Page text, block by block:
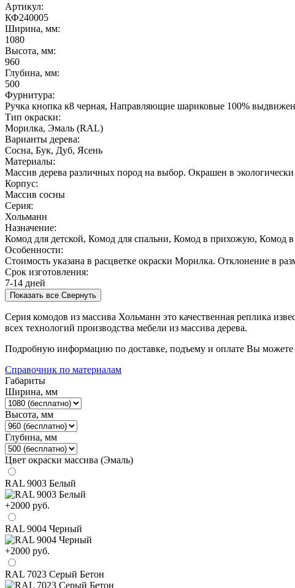
Артикул:
КФ240005
Ширина, мм:
1080
Высота, мм:
960
Глубина, мм:
500
Фурнитура:
Ручка кнопка к8 черная, Направляющие шариковые 100%
Тип окраски:
Морилка, Эмаль (RAL)
Варианты дерева:
Сосна, Бук, Дуб, Ясень
Материалы:
Массив дерева различных пород на выбор. Окрашен в
Корпус:
Массив сосны
Серия:
Хольманн
Назначение:
Комод для детской, Комод для спальни, Комод в прихожую, Комод
Особенности:
Стоимость указана в расцветке окраски Морилка. Отклонение в
Срок изготовления:
7-14 дней
Показать все Свернуть
Серия комодов из массива Хольманн это качественная реплика
всех технологий производства мебели из массива дерева.
Подробную информацию по доставке, подъему и оплате Вы можете
Справочник по материалам
Габариты
Ширина, мм
Высота, мм
Глубина, мм
Цвет окраски массива (Эмаль)
RAL 9003 Белый
+2000 руб.
RAL 9004 Черный
+2000 руб.
RAL 7023 Серый Бетон